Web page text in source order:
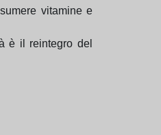
vitamine e
è il reintegro del